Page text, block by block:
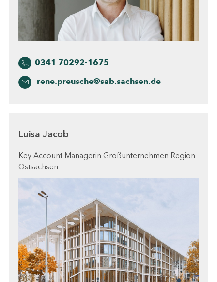
0341 70292-1675
rene.preusche@sab.sachsen.de
Luisa Jacob
Key Account Managerin Großunternehmen Region
Ostsachsen